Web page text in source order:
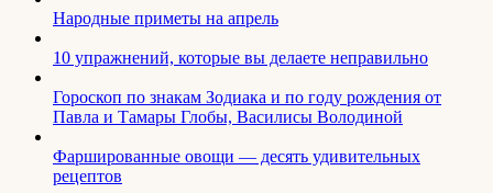
Народные приметы на апрель
10 упражнений, которые вы делаете неправильно
Гороскоп по знакам Зодиака и по году рождения от
Павла и Тамары Глобы, Василисы Володиной
Фаршированные овощи — десять удивительных
рецептов